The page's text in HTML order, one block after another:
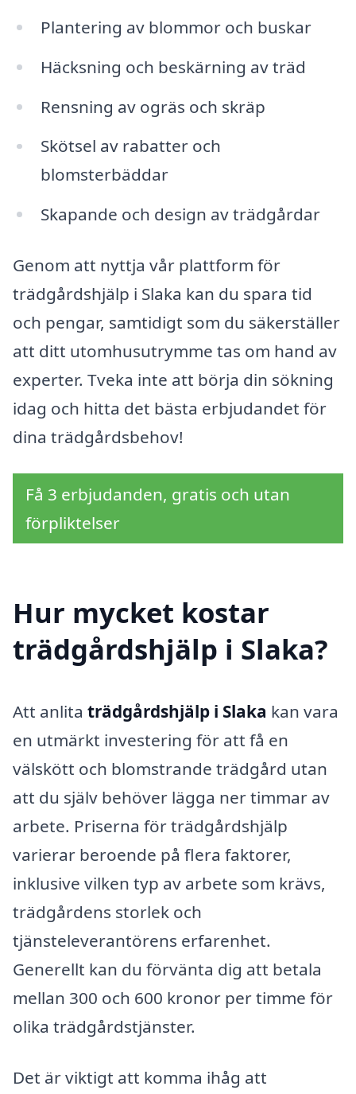
Plantering av blommor och buskar
Häcksning och beskärning av träd
Rensning av ogräs och skräp
Skötsel av rabatter och
blomsterbäddar
Skapande och design av trädgårdar
Genom att nyttja vår plattform för
trädgårdshjälp i Slaka kan du spara tid
och pengar, samtidigt som du säkerställer
att ditt utomhusutrymme tas om hand av
experter. Tveka inte att börja din sökning
idag och hitta det bästa erbjudandet för
dina trädgårdsbehov!
Få 3 erbjudanden, gratis och utan
förpliktelser
Hur mycket kostar
trädgårdshjälp i Slaka?
Att anlita trädgårdshjälp i Slaka kan vara
en utmärkt investering för att få en
välskött och blomstrande trädgård utan
att du själv behöver lägga ner timmar av
arbete. Priserna för trädgårdshjälp
varierar beroende på flera faktorer,
inklusive vilken typ av arbete som krävs,
trädgårdens storlek och
tjänsteleverantörens erfarenhet.
Generellt kan du förvänta dig att betala
mellan 300 och 600 kronor per timme för
olika trädgårdstjänster.
Det är viktigt att komma ihåg att